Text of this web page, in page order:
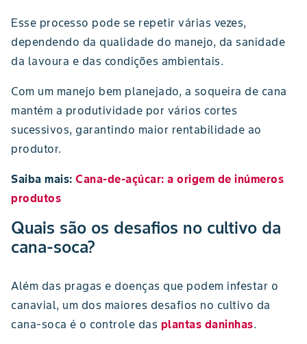
Esse processo pode se repetir várias vezes,
dependendo da qualidade do manejo, da sanidade
da lavoura e das condições ambientais.
Com um manejo bem planejado, a soqueira de cana
mantém a produtividade por vários cortes
sucessivos, garantindo maior rentabilidade ao
produtor.
Saiba mais: Cana-de-açúcar: a origem de inúmeros
produtos
Quais são os desafios no cultivo da
cana-soca?
Além das pragas e doenças que podem infestar o
canavial, um dos maiores desafios no cultivo da
cana-soca é o controle das plantas daninhas.